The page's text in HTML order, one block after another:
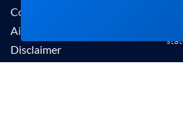
Contact
Aide
Disclaimer